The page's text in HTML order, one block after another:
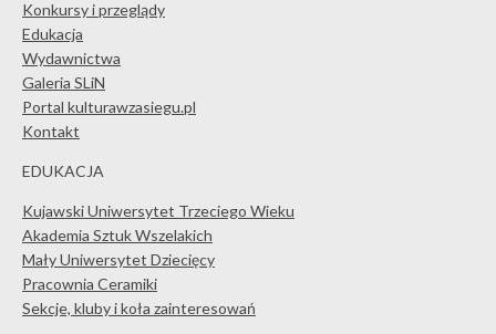
Konkursy i przeglądy
Edukacja
Wydawnictwa
Galeria SLiN
Portal kulturawzasiegu.pl
Kontakt
EDUKACJA
Kujawski Uniwersytet Trzeciego Wieku
Akademia Sztuk Wszelakich
Mały Uniwersytet Dziecięcy
Pracownia Ceramiki
Sekcje, kluby i koła zainteresowań